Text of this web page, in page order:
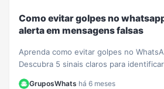
Como evitar golpes no
alerta em mensagens falsas
Aprenda como evitar golpes no
Descubra 5 sinais claros para
GruposWhats·há 6 meses